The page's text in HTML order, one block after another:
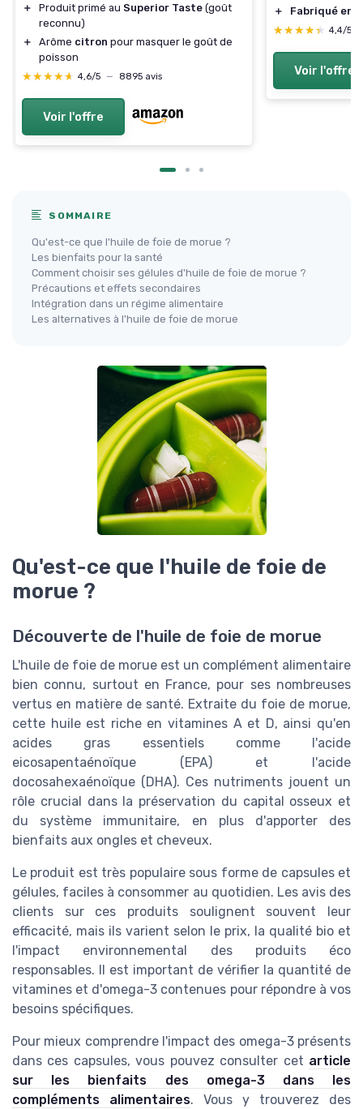
＋
Produit primé au Superior Taste (goût
reconnu)
＋
Arôme citron pour masquer le goût de
poisson
★★★★★
★★★★★ 4,6/5 — 8895 avis
Voir l'offre
＋
Fabriqué en
★★★★★
★★★★★ 4,4/5
Voir l'offre
SOMMAIRE
Qu'est-ce que l'huile de foie de morue ?
Les bienfaits pour la santé
Comment choisir ses gélules d'huile de foie de morue ?
Précautions et effets secondaires
Intégration dans un régime alimentaire
Les alternatives à l'huile de foie de morue
Qu'est-ce que l'huile de foie de
morue ?
Découverte de l'huile de foie de morue
L'huile de foie de morue est un complément alimentaire
bien connu, surtout en France, pour ses nombreuses
vertus en matière de santé. Extraite du foie de morue,
cette huile est riche en vitamines A et D, ainsi qu'en
acides gras essentiels comme l'acide
eicosapentaénoïque (EPA) et l'acide
docosahexaénoïque (DHA). Ces nutriments jouent un
rôle crucial dans la préservation du capital osseux et
du système immunitaire, en plus d'apporter des
bienfaits aux ongles et cheveux.
Le produit est très populaire sous forme de capsules et
gélules, faciles à consommer au quotidien. Les avis des
clients sur ces produits soulignent souvent leur
efficacité, mais ils varient selon le prix, la qualité bio et
l'impact environnemental des produits éco
responsables. Il est important de vérifier la quantité de
vitamines et d'omega-3 contenues pour répondre à vos
besoins spécifiques.
Pour mieux comprendre l'impact des omega-3 présents
dans ces capsules, vous pouvez consulter cet article
sur les bienfaits des omega-3 dans les
compléments alimentaires. Vous y trouverez des